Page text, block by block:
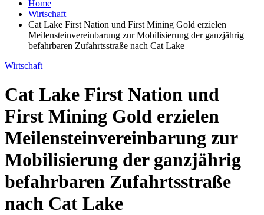
Home
Wirtschaft
Cat Lake First Nation und First Mining Gold erzielen
Meilensteinvereinbarung zur Mobilisierung der ganzjährig
befahrbaren Zufahrtsstraße nach Cat Lake
Wirtschaft
Cat Lake First Nation und
First Mining Gold erzielen
Meilensteinvereinbarung zur
Mobilisierung der ganzjährig
befahrbaren Zufahrtsstraße
nach Cat Lake